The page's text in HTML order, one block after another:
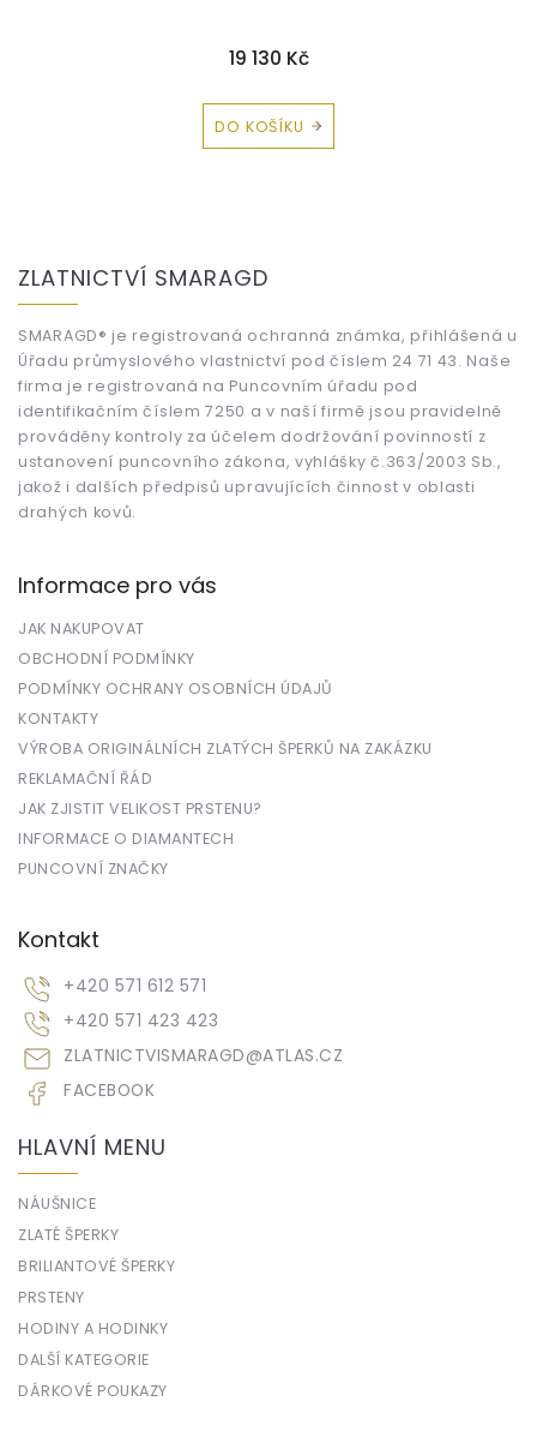
19 130 Kč
DO KOŠÍKU
ZLATNICTVÍ SMARAGD
SMARAGD® je registrovaná ochranná známka, přihlášená u
Úřadu průmyslového vlastnictví pod číslem 24 71 43. Naše
firma je registrovaná na Puncovním úřadu pod
identifikačním číslem 7250 a v naší firmě jsou pravidelně
prováděny kontroly za účelem dodržování povinností z
ustanovení puncovního zákona, vyhlášky č.363/2003 Sb.,
jakož i dalších předpisů upravujících činnost v oblasti
drahých kovů.
Informace pro vás
JAK NAKUPOVAT
OBCHODNÍ PODMÍNKY
PODMÍNKY OCHRANY OSOBNÍCH ÚDAJŮ
KONTAKTY
VÝROBA ORIGINÁLNÍCH ZLATÝCH ŠPERKŮ NA ZAKÁZKU
REKLAMAČNÍ ŘÁD
JAK ZJISTIT VELIKOST PRSTENU?
INFORMACE O DIAMANTECH
PUNCOVNÍ ZNAČKY
Kontakt
ZLATNICTVISMARAGD@ATLAS.CZ
+420 571 612 571
+420 571 423 423
FACEBOOK
HLAVNÍ MENU
NÁUŠNICE
ZLATÉ ŠPERKY
BRILIANTOVÉ ŠPERKY
PRSTENY
HODINY A HODINKY
DALŠÍ KATEGORIE
DÁRKOVÉ POUKAZY